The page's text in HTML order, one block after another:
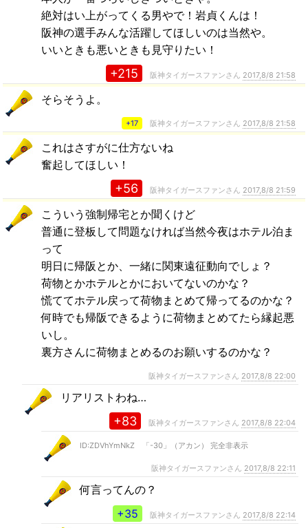
絶対はい上がってくる男やで！岩貞くんは！
阪神の選手みんな活躍してほしいのは当然や。
いいときも悪いときも見守りたい！
+215 阪神タイガースファンさん 2017,8/8 21:58
そらそうよ。
+17 阪神タイガースファンさん 2017,8/8 21:58
これはさすがに仕方ないね
奮起してほしい！
+56 阪神タイガースファンさん 2017,8/8 21:59
こういう強制帰宅とか聞くけど
普通に登板して問題なければ当然今夜はホテル泊ま
って
明日に帰阪とか、一緒に関東遠征動向でしょ？
荷物とかホテルとかにおいてないのかな？
慌ててホテル戻って荷物まとめて帰ってるのかな？
何時でも帰阪できるように荷物まとめてたら縁起悪
いし。
裏方さんに荷物まとめるのお願いするのかな？
阪神タイガースファンさん 2017,8/8 22:00
リアリストわね…
+83 阪神タイガースファンさん 2017,8/8 22:04
ID:ZDVhYmNkZ 「-30」（アカン） 完全非表示
阪神タイガースファンさん 2017,8/8 22:11
何言ってんの？
+35
阪神タイガースファンさん 2017,8/8 22:14